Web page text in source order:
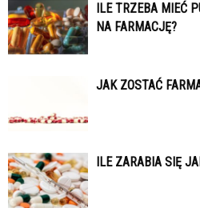
ILE TRZEBA MIEĆ
NA FARMACJĘ?
JAK ZOSTAĆ
ILE ZARABIA SIĘ